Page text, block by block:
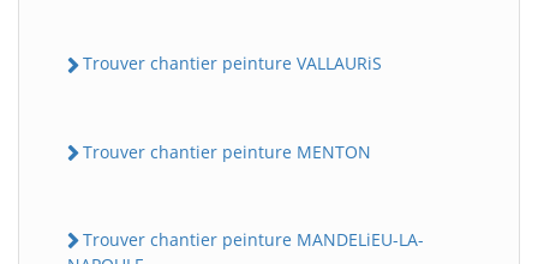
Trouver chantier peinture VALLAURiS
Trouver chantier peinture MENTON
Trouver chantier peinture MANDELiEU-LA-